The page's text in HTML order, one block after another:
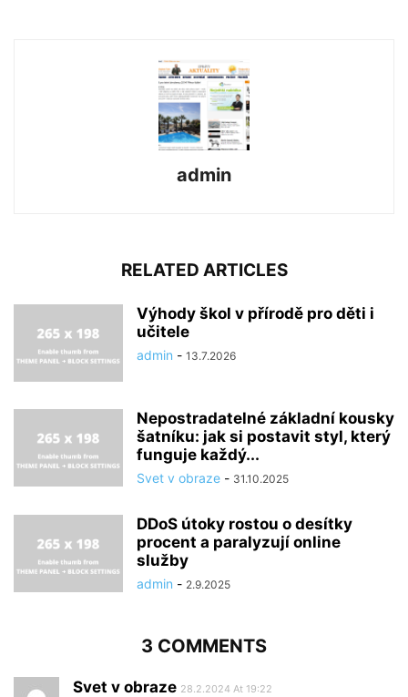
admin
RELATED ARTICLES
Výhody škol v přírodě pro děti i
učitele
admin - 13.7.2026
Nepostradatelné základní kousky
šatníku: jak si postavit styl, který
funguje každý...
Svet v obraze - 31.10.2025
DDoS útoky rostou o desítky
procent a paralyzují online
služby
admin - 2.9.2025
3 COMMENTS
Svet v obraze 28.2.2024 At 19:22